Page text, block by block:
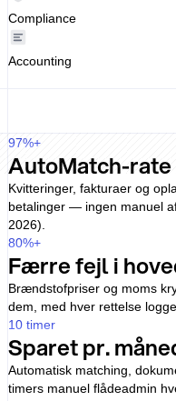
Compliance
Accounting
97%+
AutoMatch-rate
Kvitteringer, fakturaer og
betalinger — ingen manuel
2026).
80%+
Færre fejl i
Brændstofpriser og moms
dem, med hver rettelse
10timer
Sparet pr.
Automatisk matching,
timers manuel flådeadmin